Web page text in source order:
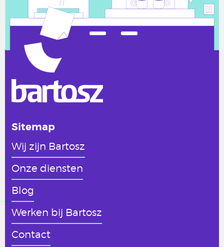
Sitemap
Wij zijn Bartosz
Onze diensten
Blog
Werken bij Bartosz
Contact